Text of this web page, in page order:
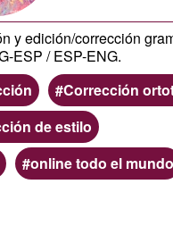
y edición/corrección
ESP / ESP-ENG.
Corrección
de estilo
online todo el mundo